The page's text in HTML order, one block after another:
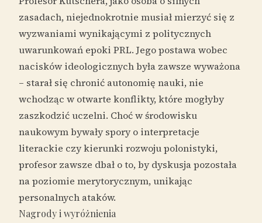
zasadach, niejednokrotnie musiał mierzyć się z
wyzwaniami wynikającymi z politycznych
uwarunkowań epoki PRL. Jego postawa wobec
nacisków ideologicznych była zawsze wyważona
– starał się chronić autonomię nauki, nie
wchodząc w otwarte konflikty, które mogłyby
zaszkodzić uczelni. Choć w środowisku
naukowym bywały spory o interpretacje
literackie czy kierunki rozwoju polonistyki,
profesor zawsze dbał o to, by dyskusja pozostała
na poziomie merytorycznym, unikając
personalnych ataków.
Nagrody i wyróżnienia